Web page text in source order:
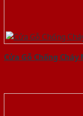
Cửa Gỗ Chống Cháy